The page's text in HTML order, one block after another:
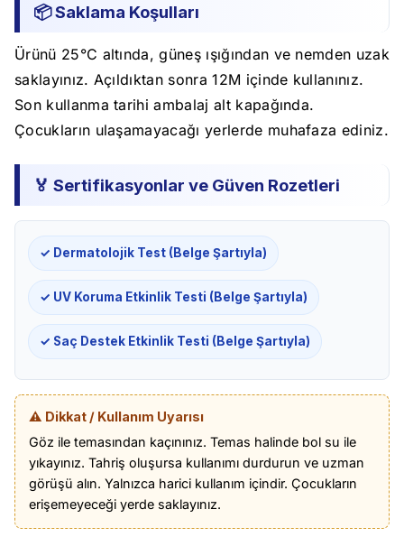
📦 Saklama Koşulları
Ürünü 25°C altında, güneş ışığından ve nemden uzak
saklayınız. Açıldıktan sonra 12M içinde kullanınız.
Son kullanma tarihi ambalaj alt kapağında.
Çocukların ulaşamayacağı yerlerde muhafaza ediniz.
🏅 Sertifikasyonlar ve Güven Rozetleri
✓ Dermatolojik Test (Belge Şartıyla)
✓ UV Koruma Etkinlik Testi (Belge Şartıyla)
✓ Saç Destek Etkinlik Testi (Belge Şartıyla)
⚠️ Dikkat / Kullanım Uyarısı
Göz ile temasından kaçınınız. Temas halinde bol su ile
yıkayınız. Tahriş oluşursa kullanımı durdurun ve uzman
görüşü alın. Yalnızca harici kullanım içindir. Çocukların
erişemeyeceği yerde saklayınız.